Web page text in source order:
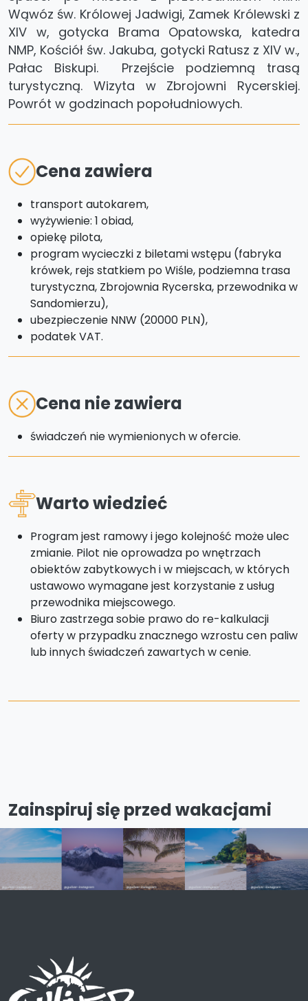
Wąwóz św. Królowej Jadwigi, Zamek Królewski z
XIV w, gotycka Brama Opatowska, katedra
NMP, Kościół św. Jakuba, gotycki Ratusz z XIV w.,
Pałac Biskupi. Przejście podziemną trasą
turystyczną. Wizyta w Zbrojowni Rycerskiej.
Powrót w godzinach popołudniowych.
Cena zawiera
transport autokarem,
wyżywienie: 1 obiad,
opiekę pilota,
program wycieczki z biletami wstępu (fabryka
krówek, rejs statkiem po Wiśle, podziemna trasa
turystyczna, Zbrojownia Rycerska, przewodnika w
Sandomierzu),
ubezpieczenie NNW (20000 PLN),
podatek VAT.
Cena nie zawiera
świadczeń nie wymienionych w ofercie.
Warto wiedzieć
Program jest ramowy i jego kolejność może ulec
zmianie. Pilot nie oprowadza po wnętrzach
obiektów zabytkowych i w miejscach, w których
ustawowo wymagane jest korzystanie z usług
przewodnika miejscowego.
Biuro zastrzega sobie prawo do re-kalkulacji
oferty w przypadku znacznego wzrostu cen paliw
lub innych świadczeń zawartych w cenie.
Zainspiruj się przed wakacjami